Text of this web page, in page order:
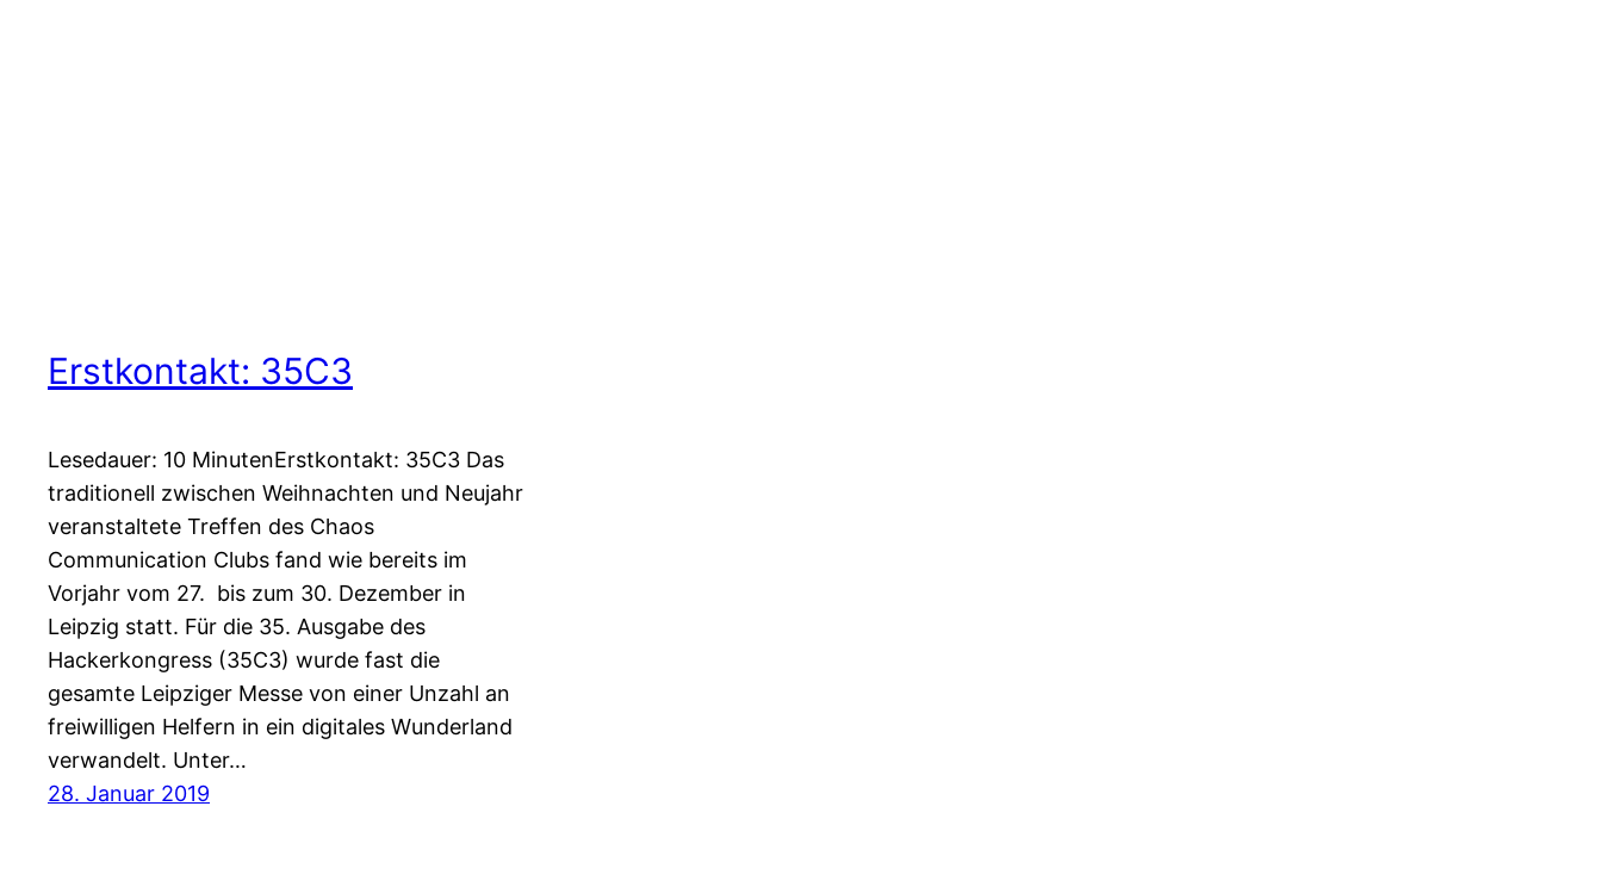
Erstkontakt: 35C3
Lesedauer: 10 MinutenErstkontakt: 35C3 Das
traditionell zwischen Weihnachten und Neujahr
veranstaltete Treffen des Chaos
Communication Clubs fand wie bereits im
Vorjahr vom 27. bis zum 30. Dezember in
Leipzig statt. Für die 35. Ausgabe des
Hackerkongress (35C3) wurde fast die
gesamte Leipziger Messe von einer Unzahl an
freiwilligen Helfern in ein digitales Wunderland
verwandelt. Unter…
28. Januar 2019